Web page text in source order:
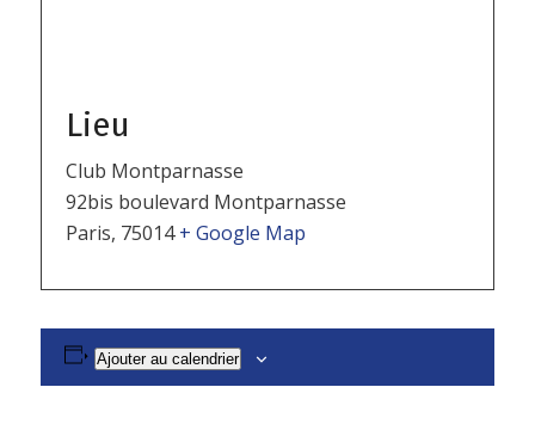
Lieu
Club Montparnasse
92bis boulevard Montparnasse
Paris, 75014 + Google Map
Ajouter au calendrier